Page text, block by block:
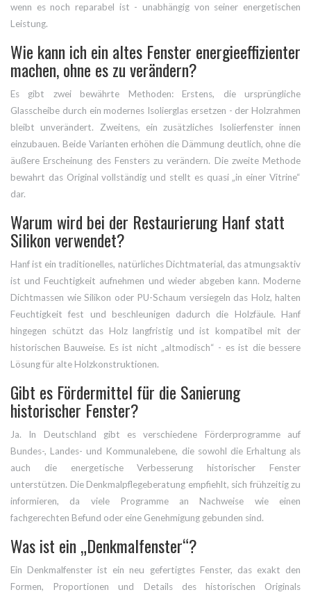
wenn es noch reparabel ist - unabhängig von seiner energetischen
Leistung.
Wie kann ich ein altes Fenster energieeffizienter
machen, ohne es zu verändern?
Es gibt zwei bewährte Methoden: Erstens, die ursprüngliche
Glasscheibe durch ein modernes Isolierglas ersetzen - der Holzrahmen
bleibt unverändert. Zweitens, ein zusätzliches Isolierfenster innen
einzubauen. Beide Varianten erhöhen die Dämmung deutlich, ohne die
äußere Erscheinung des Fensters zu verändern. Die zweite Methode
bewahrt das Original vollständig und stellt es quasi „in einer Vitrine“
dar.
Warum wird bei der Restaurierung Hanf statt
Silikon verwendet?
Hanf ist ein traditionelles, natürliches Dichtmaterial, das atmungsaktiv
ist und Feuchtigkeit aufnehmen und wieder abgeben kann. Moderne
Dichtmassen wie Silikon oder PU-Schaum versiegeln das Holz, halten
Feuchtigkeit fest und beschleunigen dadurch die Holzfäule. Hanf
hingegen schützt das Holz langfristig und ist kompatibel mit der
historischen Bauweise. Es ist nicht „altmodisch“ - es ist die bessere
Lösung für alte Holzkonstruktionen.
Gibt es Fördermittel für die Sanierung
historischer Fenster?
Ja. In Deutschland gibt es verschiedene Förderprogramme auf
Bundes-, Landes- und Kommunalebene, die sowohl die Erhaltung als
auch die energetische Verbesserung historischer Fenster
unterstützen. Die Denkmalpflegeberatung empfiehlt, sich frühzeitig zu
informieren, da viele Programme an Nachweise wie einen
fachgerechten Befund oder eine Genehmigung gebunden sind.
Was ist ein „Denkmalfenster“?
Ein Denkmalfenster ist ein neu gefertigtes Fenster, das exakt den
Formen, Proportionen und Details des historischen Originals